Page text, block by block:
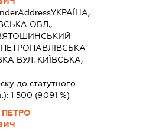
УКРАЇНА,
ОБЛ.,
ВУЛ. КИЇВСЬКА,
до статутного
1 500 (9.091 %)